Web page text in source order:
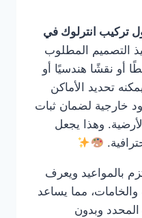
تركيب انترلوك في
التصميم المطلوب
أو نقشًا هندسيًا أو
تحديد الأماكن
خارجية لضمان ثبات
وهذا يجعل
بالمواعيد ويعرف
والخامات، مما يساعد
وبدون